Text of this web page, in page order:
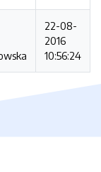
22-08-
2016
10:56:24